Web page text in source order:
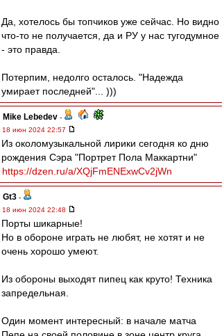
Да, хотелось бы топчиков уже сейчас. Но видно
что-то не получается, да и РУ у нас тугодумное
- это правда.
Потерпим, недолго осталось. "Надежда
умирает последней"... )))
Mike Lebedev -
18 июн 2024 22:57
Из околомузыкальной лирики сегодня ко дню
рождения Сэра "Портрет Пола Маккартни"
https://dzen.ru/a/XQjFmENExwCv2jWn
Gt3 -
18 июн 2024 22:48
Порты шикарные!
Но в обороне играть не любят, не хотят и не
очень хорошо умеют.
Из обороны выходят пипец как круто! Техника
запредельная.
Один момент интересный: в начале матча